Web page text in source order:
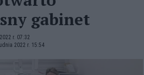
gabinet
r. 07:32
2022 r. 15:54